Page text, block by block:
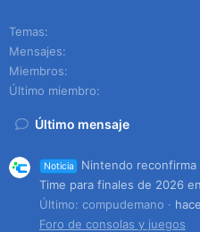
Temas
Mensajes
Miembros
Último miembro
Último mensaje
Noticia
Nintendo reconfirma
Time para finales de 2026
Último: compudemano
Foro de consolas y juegos